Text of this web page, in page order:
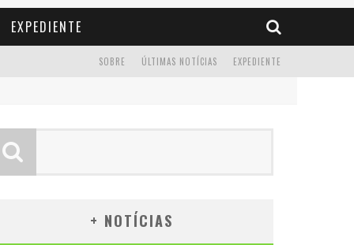
EXPEDIENTE
EXPEDIENTE
ÚLTIMAS NOTÍCIAS
SOBRE
+ NOTÍCIAS